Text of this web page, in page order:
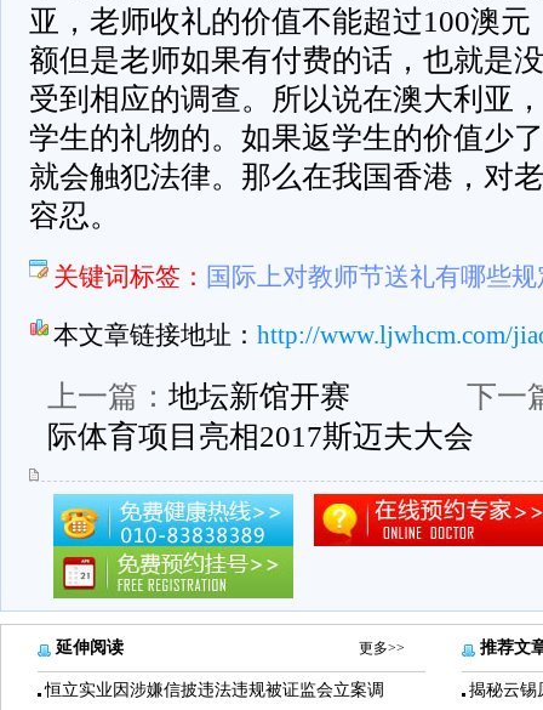
亚，老师收礼的价值不能超过100澳
额但是老师如果有付费的话，也就是
受到相应的调查。所以说在澳大利亚
学生的礼物的。如果返学生的价值少
就会触犯法律。那么在我国香港，对
容忍。
关键词标签： 国际上对教师节送礼有哪些规
本文章链接地址： http://www.ljwhcm.com/
上一篇： 地坛新馆开赛
下一
际体育项目亮相2017斯迈夫大会
延伸阅读 更多>>
恒立实业因涉嫌信披违法违规被证监会立案调
推荐文
揭秘云锡